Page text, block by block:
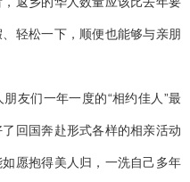
轻松一下，顺便也能够与亲朋
友们一年一度的“相约佳人”最
回国奔赴形式各样的相亲活动
愿抱得美人归，一洗自己多年